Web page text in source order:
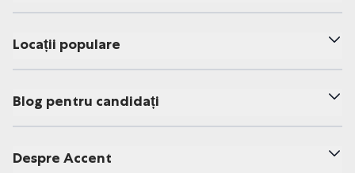
Locații populare
Blog pentru candidați
Despre Accent